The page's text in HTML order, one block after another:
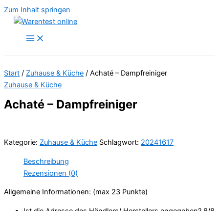
Zum Inhalt springen
Start / Zuhause & Küche / Achaté – Dampfreiniger
Zuhause & Küche
Achaté – Dampfreiniger
Kategorie: Zuhause & Küche Schlagwort: 20241617
Beschreibung
Rezensionen (0)
Allgemeine Informationen: (max 23 Punkte)